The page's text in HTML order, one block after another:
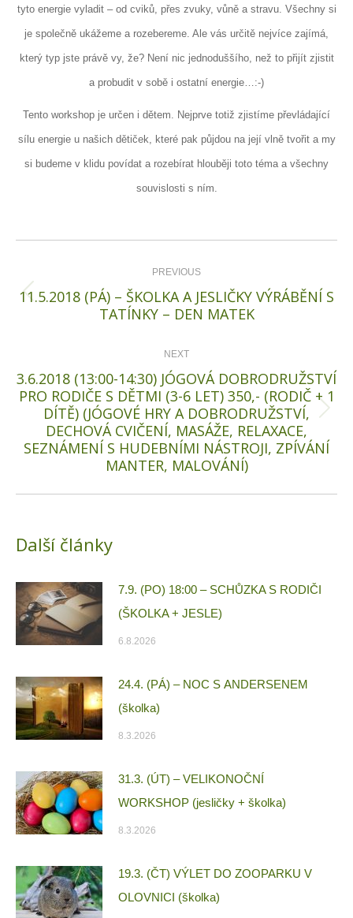
tyto energie vyladit – od cviků, přes zvuky, vůně a stravu. Všechny si
je společně ukážeme a rozebereme. Ale vás určitě nejvíce zajímá,
který typ jste právě vy, že? Není nic jednoduššího, než to přijít zjistit
a probudit v sobě i ostatní energie…:-)
Tento workshop je určen i dětem. Nejprve totiž zjistíme převládající
sílu energie u našich dětiček, které pak půjdou na její vlně tvořit a my
si budeme v klidu povídat a rozebírat hlouběji toto téma a všechny
souvislosti s ním.
Post
navigation PREVIOUS
Previous
11.5.2018 (PÁ) – ŠKOLKA A JESLIČKY VÝRÁBĚNÍ S
TATÍNKY – DEN MATEK
NEXT
Next
post:
3.6.2018 (13:00-14:30) JÓGOVÁ DOBRODRUŽSTVÍ
PRO RODIČE S DĚTMI (3-6 LET) 350,- (RODIČ + 1
DÍTĚ) (JÓGOVÉ HRY A DOBRODRUŽSTVÍ,
DECHOVÁ CVIČENÍ, MASÁŽE, RELAXACE,
SEZNÁMENÍ S HUDEBNÍMI NÁSTROJI, ZPÍVÁNÍ
MANTER, MALOVÁNÍ)
Další články
7.9. (PO) 18:00 – SCHŮZKA S RODIČI
(ŠKOLKA + JESLE)
6.8.2026
24.4. (PÁ) – NOC S ANDERSENEM
(školka)
8.3.2026
31.3. (ÚT) – VELIKONOČNÍ
WORKSHOP (jesličky + školka)
8.3.2026
19.3. (ČT) VÝLET DO ZOOPARKU V
OLOVNICI (školka)